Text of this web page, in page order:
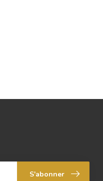
S'abonner